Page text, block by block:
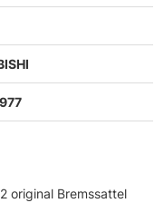
original Bremssattel